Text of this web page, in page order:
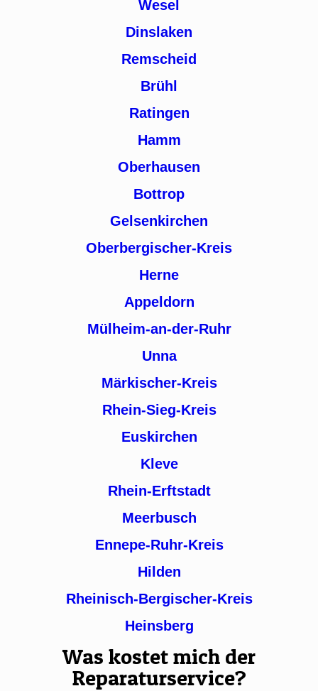
Wesel
Dinslaken
Remscheid
Brühl
Ratingen
Hamm
Oberhausen
Bottrop
Gelsenkirchen
Oberbergischer-Kreis
Herne
Appeldorn
Mülheim-an-der-Ruhr
Unna
Märkischer-Kreis
Rhein-Sieg-Kreis
Euskirchen
Kleve
Rhein-Erftstadt
Meerbusch
Ennepe-Ruhr-Kreis
Hilden
Rheinisch-Bergischer-Kreis
Heinsberg
Was kostet mich der
Reparaturservice?